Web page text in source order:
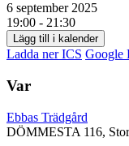
6 september 2025
19:00 - 21:30
Lägg till i kalender
Ladda ner ICS Google
Var
Ebbas Trädgård
DÖMMESTA 116,